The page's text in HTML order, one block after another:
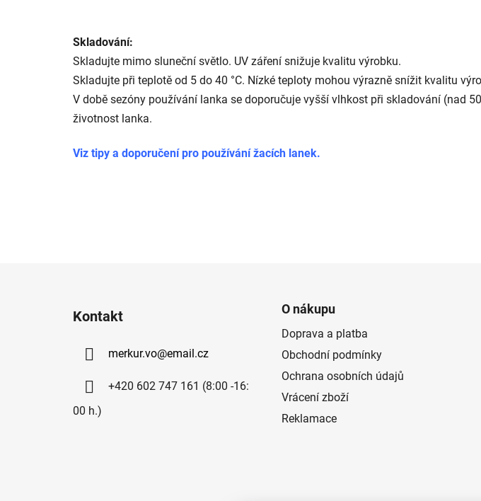
Skladování:
Skladujte mimo sluneční světlo. UV záření snižuje kvalitu výrobku.
Skladujte při teplotě od 5 do 40 °C. Nízké teploty mohou výrazně snížit kvalitu
V době sezóny používání lanka se doporučuje vyšší vlhkost při skladování (nad
životnost lanka.
Viz tipy a doporučení pro používání žacích lanek.
Kontakt
merkur.vo@email.cz
+420 602 747 161 (8:00 -16:
00 h.)
O nákupu
Doprava a platba
Obchodní podmínky
Ochrana osobních údajů
Vrácení zboží
Reklamace